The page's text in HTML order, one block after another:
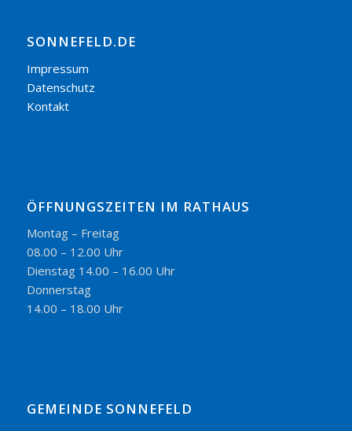
SONNEFELD.DE
Impressum
Datenschutz
Kontakt
ÖFFNUNGSZEITEN IM RATHAUS
Montag – Freitag
08.00 – 12.00 Uhr
Dienstag 14.00 – 16.00 Uhr
Donnerstag
14.00 – 18.00 Uhr
GEMEINDE SONNEFELD